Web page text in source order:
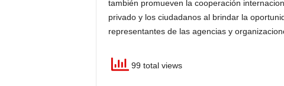
también promueven la cooperación
privado y los ciudadanos al brindar la
representantes de las agencias y
99 total views